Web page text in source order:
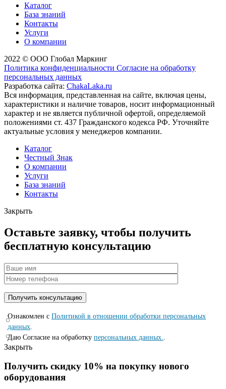
Каталог
База знаний
Контакты
Услуги
О компании
2022 © ООО Глобал Маркинг
Политика конфиденциальности Согласие на обработку
персональных данных
Разработка сайта: ChakaLaka.ru
Вся информация, представленная на сайте, включая цены,
характеристики и наличие товаров, носит информационный
характер и не является публичной офертой, определяемой
положениями ст. 437 Гражданского кодекса РФ. Уточняйте
актуальные условия у менеджеров компании.
Каталог
Честный Знак
О компании
Услуги
База знаний
Контакты
Закрыть
Оставьте заявку, чтобы получить
бесплатную консультацию
Ознакомлен с Политикой в отношении обработки персональных
данных
Даю Согласие на обработку персональных данных.
Закрыть
Получить скидку 10% на покупку нового
оборудования